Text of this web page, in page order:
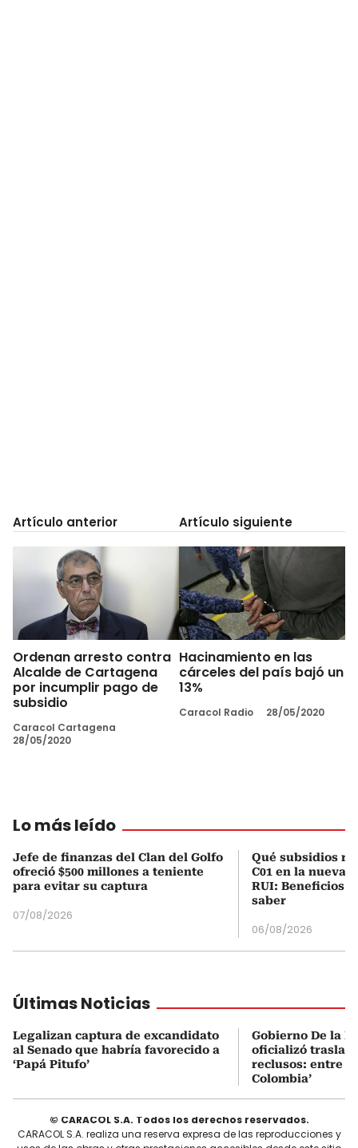
Artículo anterior
Ordenan arresto contra
Alcalde de Cartagena
por incumplir pago de
subsidio
Caracol Cartagena
28/05/2020
Artículo siguiente
Hacinamiento en las
cárceles del país bajó un
13%
Caracol Radio 28/05/2020
Lo más leído
Jefe de finanzas del Clan del Golfo
ofreció $500 millones a teniente
para evitar su captura
07/08/2026
Qué subsidios
C01 en la nueva
RUI: Beneficios
saber
06/08/2026
Últimas Noticias
Legalizan captura de excandidato
al Senado que habría favorecido a
‘Papá Pitufo’
Gobierno De la
oficializó
reclusos: entre
Colombia’
© CARACOL S.A. Todos los derechos reservados.
CARACOL S.A. realiza una reserva expresa de las reproducciones y